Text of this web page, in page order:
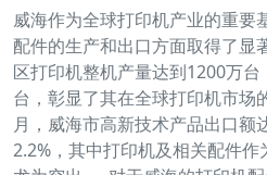
威海作为全球打印机产业的重要
配件的生产和出口方面取得了显
区打印机整机产量达到1200万
台，彰显了其在全球打印机市场
月，威海市高新技术产品出口额
2.2%，其中打印机及相关配件